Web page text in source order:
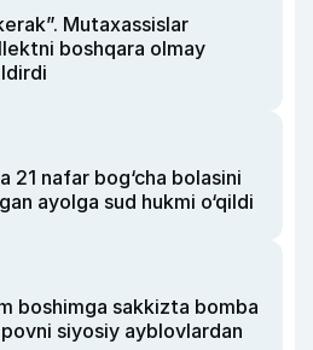
Mutaxassislar
boshqara olmay
21 nafar bog‘cha bolasini
ayolga sud hukmi o‘qildi
boshimga sakkizta bomba
siyosiy ayblovlardan